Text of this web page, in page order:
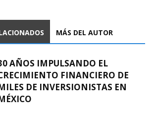
MÁS DEL AUTOR
AÑOS IMPULSANDO EL
FINANCIERO DE
DE INVERSIONISTAS EN